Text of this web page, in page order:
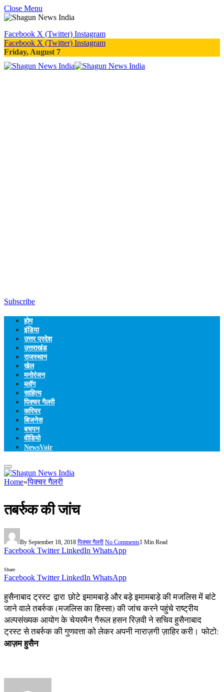
Close Menu
Facebook X (Twitter) Instagram
Facebook X (Twitter) Instagram
Friday, August 7
Subscribe
होम
इंडिया
उत्तर प्रदेश
उत्तराखंड
राजस्थान
खेल
मनोरंजन
ब्लॉग
साहित्य
पिक्चर गैलरी
करियर
बिजनेस
बचपन
वीडियो
NewsVoir
Home»पिक्चर गैलरी
तबर्रुक की जांच
By September 18, 2018 पिक्चर गैलरी No Comments1 Min Read
Facebook Twitter LinkedIn WhatsApp
Share
Facebook Twitter LinkedIn WhatsApp
हुसैनाबाद ट्रस्ट द्वारा छोटे इमामबाड़े और बड़े इमामबाड़े की मजलिस में बांटे
जाने वाले तबर्रुक (मजलिस का हिस्सा) की जांच करने पहुंचे राष्ट्रीय
अल्पसंख्यक आयोग के चेयरमैन गैरूल हसन रिज़वी ने सचिव हुसैनाबाद
ट्रस्ट से तबर्रुक की गुणवत्ता को लेकर अपनी नाराज़गी ज़ाहिर करी। फोटो:
आज़म हुसैन